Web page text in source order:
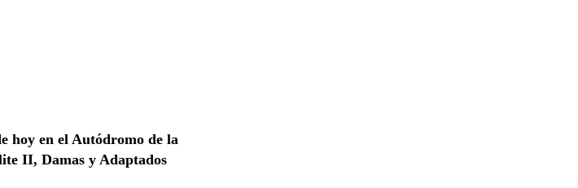
hoy en el Autódromo de la
II, Damas y Adaptados